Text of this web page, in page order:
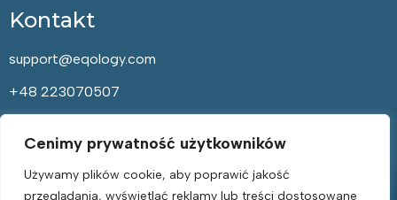
Cenimy prywatność użytkowników
Używamy plików cookie, aby poprawić jakość
przeglądania, wyświetlać reklamy lub treści dostosowane
Kontakt
support@eqology.com
+48 223070507
Bądź Zdrowy – Zapisz się do
Naszego Newslettera!